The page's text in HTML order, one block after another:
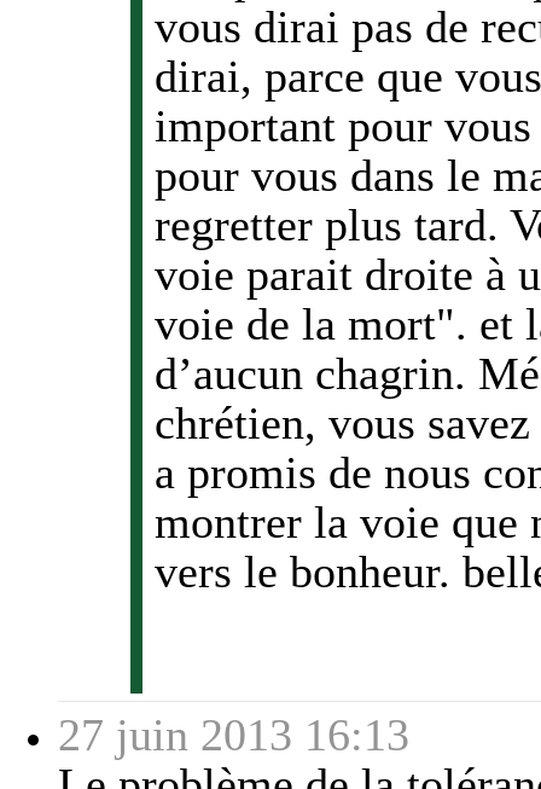
vous dirai pas de
dirai, parce que
important pour
pour vous dans le
regretter plus tard.
voie parait droite à
voie de la mort". et
d’aucun chagrin.
chrétien, vous
a promis de nous
montrer la voie que
vers le bonheur.
27 juin 2013 16:13